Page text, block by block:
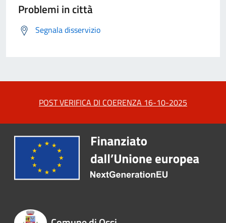
Problemi in città
Segnala disservizio
POST VERIFICA DI COERENZA 16-10-2025